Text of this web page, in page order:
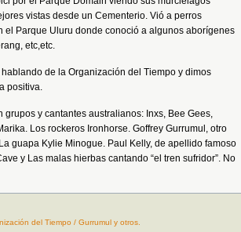
vistas desde un Cementerio. Vió a perros
el Parque Uluru donde conoció a algunos aborígenes
etc,etc.
de la Organización del Tiempo y dimos
positiva.
grupos y cantantes australianos: Inxs, Bee Gees,
Los rockeros Ironhorse. Goffrey Gurrumul, otro
guapa Kylie Minogue. Paul Kelly, de apellido famoso
y Las malas hierbas cantando “el tren sufridor”. No
del Tiempo / Gurrumul y otros.